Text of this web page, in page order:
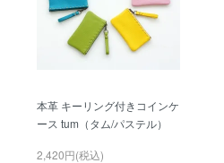
本革 キーリング付きコインケ
ース tum（タム/パステル）
2,420円(税込)